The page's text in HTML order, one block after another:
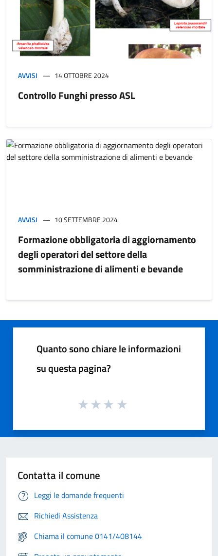
AVVISI 14 OTTOBRE 2024
Controllo Funghi presso ASL
AVVISI 10 SETTEMBRE 2024
Formazione obbligatoria di aggiornamento
degli operatori del settore della
somministrazione di alimenti e bevande
Quanto sono chiare le informazioni
su questa pagina?
Contatta il comune
Leggi le domande frequenti
Richiedi Assistenza
Chiama il comune 0141/408144